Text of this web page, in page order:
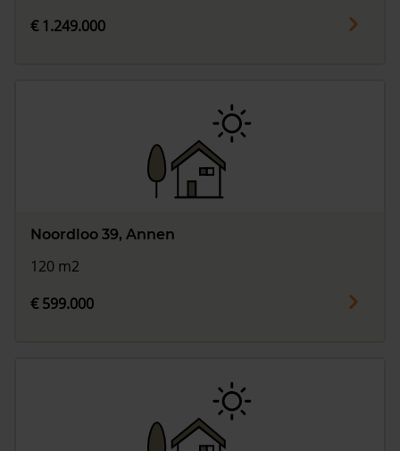
€ 1.249.000
Noordloo 39, Annen
120 m2
€ 599.000